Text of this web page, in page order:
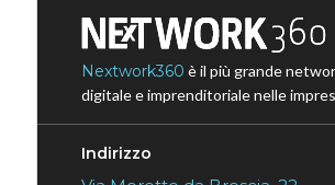
Nextwork360 è il più grande
digitale e imprenditoriale nelle
Indirizzo